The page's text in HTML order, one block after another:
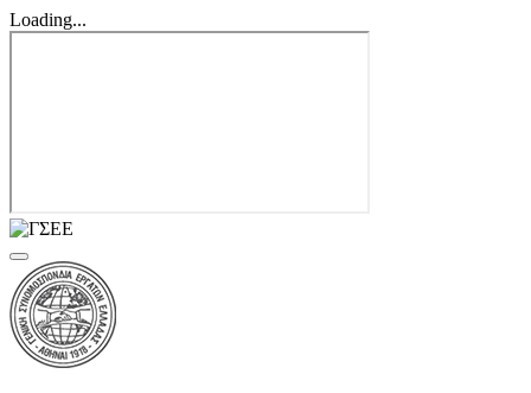
Loading...